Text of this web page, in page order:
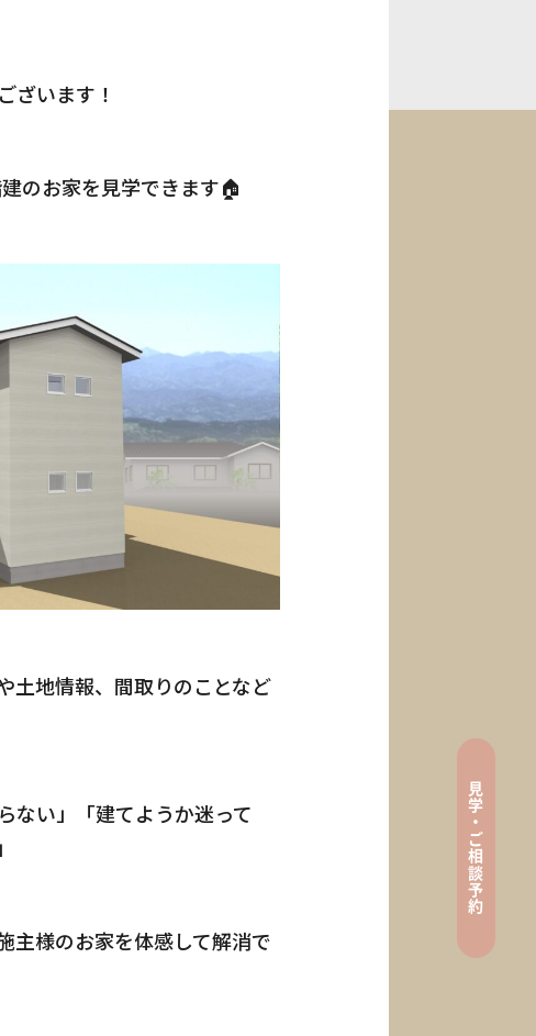
見
学
・
ご
相
談
予
約
are
ざいます！
のお家を見学できます🏠
土地情報、間取りのことなど
ない」「建てようか迷って
主様のお家を体感して解消で